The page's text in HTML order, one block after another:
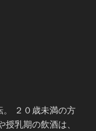
。 ２０歳未満の方
乳期の飲酒は、